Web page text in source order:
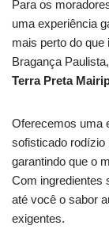
Para os
uma experiência
mais perto do
Bragança
Terra Preta
Oferecemos uma
sofisticado rodízio
garantindo que o
Com ingredientes
até você o sabor
exigentes.